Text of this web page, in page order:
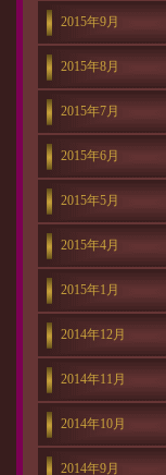
2015年9月
2015年8月
2015年7月
2015年6月
2015年5月
2015年4月
2015年1月
2014年12月
2014年11月
2014年10月
2014年9月